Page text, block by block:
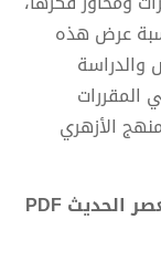
عرض هذه
والدراسة
المقررات
الأزهري
تحميل كتاب مقالات الإسلاميين في العصر الحديث PDF